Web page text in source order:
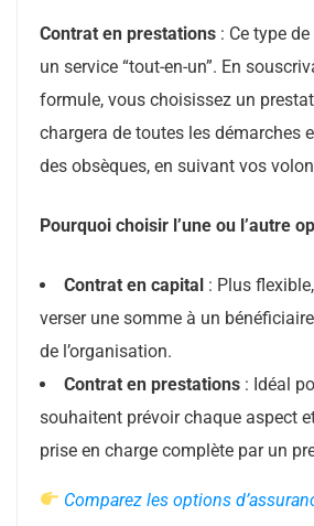
Contrat en prestations : Ce type
un service “tout-en-un”. En
formule, vous choisissez un
chargera de toutes les démarches
des obsèques, en suivant vos
Pourquoi choisir l’une ou l’autre
Contrat en capital : Plus
verser une somme à un
de l’organisation.
Contrat en prestations : Idéal
souhaitent prévoir chaque aspect
prise en charge complète par un
Comparez les options